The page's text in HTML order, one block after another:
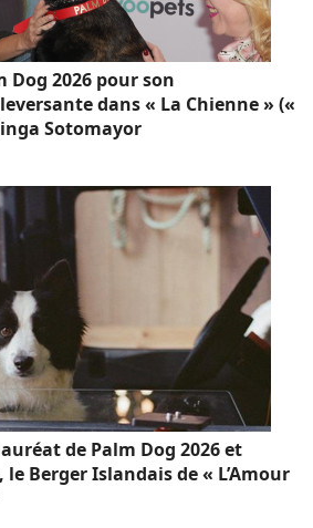
2026 pour son
dans « La Chienne » («
Sotomayor
de Palm Dog 2026 et
le Berger Islandais de « L’Amour